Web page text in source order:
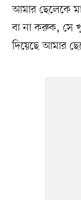
আমার ছেলেকে
বা না করুক, সে
দিয়েছে আমার